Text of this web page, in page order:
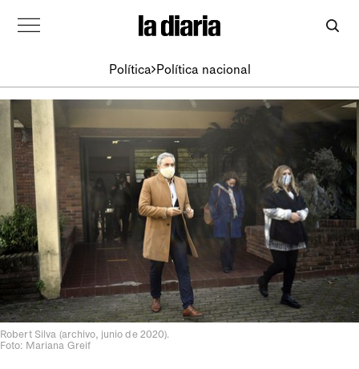
Política Política nacional
Robert Silva (archivo, junio de 2020).
Foto: Mariana Greif